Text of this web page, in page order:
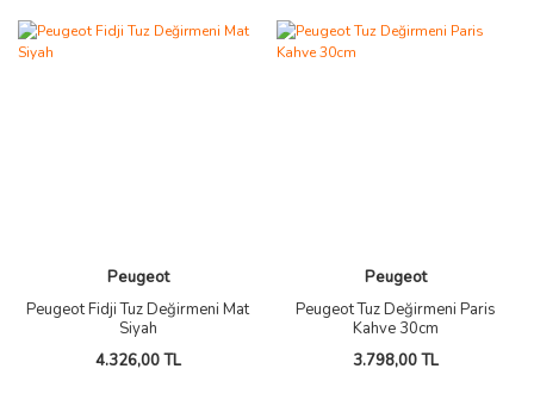
Peugeot
Peugeot Fidji Tuz Değirmeni Mat
Siyah
4.326,00 TL
Peugeot
Peugeot Tuz Değirmeni Paris
Kahve 30cm
3.798,00 TL